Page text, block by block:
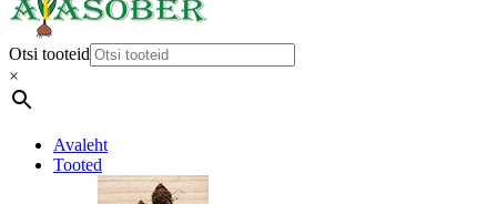
Otsi tooteid
×
Avaleht
Tooted